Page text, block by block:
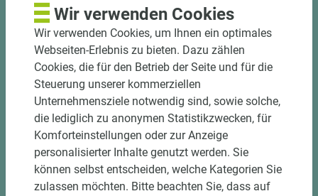
16 weitere Varianten
Art.-Nr. 04010000437
PRÜM CPL Weißlack-Türblatt GLATT
WEISSLACK Röhrenspan CPL BB rundkante
V0020 DIN R Klimaklasse 1
Länge (mm)
1.985
Breite (mm)
985
Stärke (mm)
39
Wir verwenden Cookies
Wir verwenden Cookies, um Ihnen ein optimales
Webseiten-Erlebnis zu bieten. Dazu zählen
Cookies, die für den Betrieb der Seite und für die
Steuerung unserer kommerziellen
Unternehmensziele notwendig sind, sowie solche,
die lediglich zu anonymen Statistikzwecken, für
Komforteinstellungen oder zur Anzeige
personalisierter Inhalte genutzt werden. Sie
können selbst entscheiden, welche Kategorien Sie
zulassen möchten. Bitte beachten Sie, dass auf